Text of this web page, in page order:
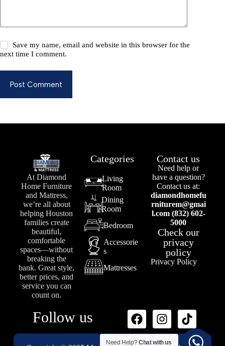
Save my name, email and website in this browser for the
next time I comment.
Post Comment
At Diamond
Home Furniture
and Mattress,
we’re all about
helping Houston
families create
beautiful,
comfortable
spaces—without
breaking the
bank. Great style,
better prices, and
service you can
count on.
Categories
Living
Room
Dining
Room
Bedroom
Accessorie
s
Mattresses
Contact us
Need help or
have a question?
Contact us at:
diamondhomefu
rniturem@gmai
l.com (832) 602-
5000
Check our
privacy
policy
Privacy Policy
Follow us
Need Help?Chat with us